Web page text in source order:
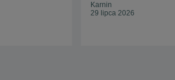
Karnin
29 lipca 2026